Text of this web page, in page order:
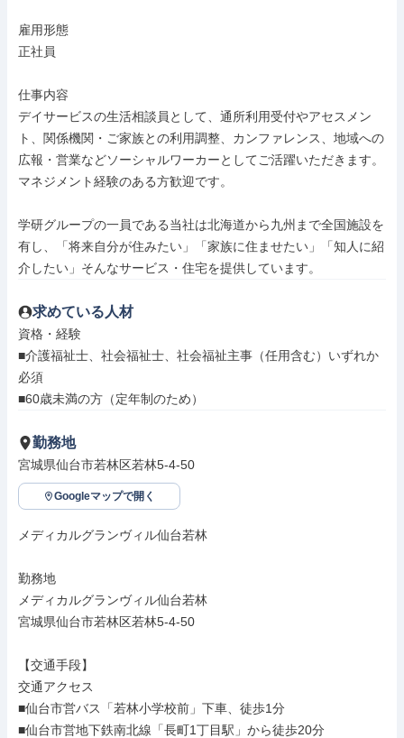
雇用形態
正社員
仕事内容
デイサービスの生活相談員として、通所利用受付やアセスメン
ト、関係機関・ご家族との利用調整、カンファレンス、地域への
広報・営業などソーシャルワーカーとしてご活躍いただきます。
マネジメント経験のある方歓迎です。
学研グループの一員である当社は北海道から九州まで全国施設を
有し、「将来自分が住みたい」「家族に住ませたい」「知人に紹
介したい」そんなサービス・住宅を提供しています。
求めている人材
資格・経験
■介護福祉士、社会福祉士、社会福祉主事（任用含む）いずれか
必須
■60歳未満の方（定年制のため）
勤務地
宮城県仙台市若林区若林5-4-50
Googleマップで開く
メディカルグランヴィル仙台若林
勤務地
メディカルグランヴィル仙台若林
宮城県仙台市若林区若林5-4-50
【交通手段】
交通アクセス
■仙台市営バス「若林小学校前」下車、徒歩1分
■仙台市営地下鉄南北線「長町1丁目駅」から徒歩20分